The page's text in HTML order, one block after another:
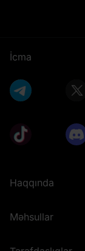
İcma
Haqqında
Məhsullar